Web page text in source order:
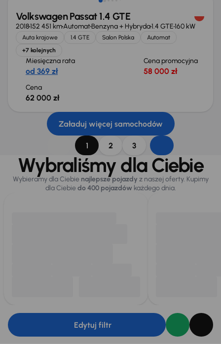
Volkswagen Passat 1.4 GTE
2018152 451 kmAutomatBenzyna + Hybryda1.4 GTE160 kW
Auta krajowe 1.4 GTE Salon Polska
Automat
+7 kolejnych
Miesięczna rata
od 369 zł
Cena promocyjna
58 000 zł
Cena
62 000 zł
Załaduj więcej samochodów
1 2 3
Wybraliśmy dla Ciebie
Wybieramy dla Ciebie najlepsze pojazdy z naszej oferty. Kupimy
dla Ciebiedo 400 pojazdówkażdego dnia.
Edytuj filtr